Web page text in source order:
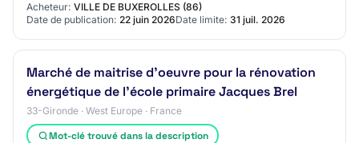
Acheteur: VILLE DE BUXEROLLES (86)
Date de publication: 22 juin 2026Date limite: 31 juil. 2026
Marché de maitrise d'oeuvre pour la rénovation
énergétique de l'école primaire Jacques Brel
33-Gironde · West Europe · France
Mot-clé trouvé dans la description